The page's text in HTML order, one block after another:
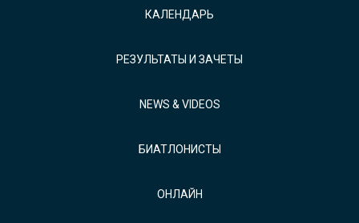
КАЛЕНДАРЬ
РЕЗУЛЬТАТЫ И ЗАЧЕТЫ
NEWS & VIDEOS
БИАТЛОНИСТЫ
ОНЛАЙН